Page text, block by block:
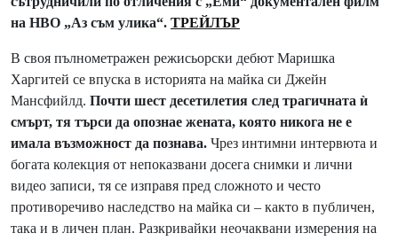
на HBO „Аз съм улика“. ТРЕЙЛЪР
В своя пълнометражен режисьорски дебют Маришка
Харгитей се впуска в историята на майка си Джейн
Мансфийлд. Почти шест десетилетия след трагичната ѝ
смърт, тя търси да опознае жената, която никога не е
имала възможност да познава. Чрез интимни интервюта и
богата колекция от непоказвани досега снимки и лични
видео записи, тя се изправя пред сложното и често
противоречиво наследство на майка си – както в публичен,
така и в личен план. Разкривайки неочаквани измерения на